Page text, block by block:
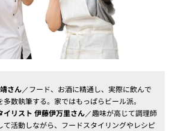
さん／フード、お酒に精通し、実際に飲んで
数執筆する。家ではもっぱらビール派。
イリスト 伊藤伊万里さん／趣味が高じて調理師
活動しながら、フードスタイリングやレシピ